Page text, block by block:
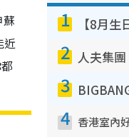
近
1
2
3
4